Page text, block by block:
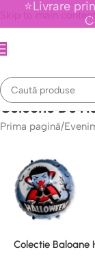
Skip to main content
⭐Livrare
Colectie De
Prima pagină/
Colectie Baloane